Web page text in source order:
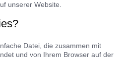
unserer Website.
Datei, die zusammen mit
und von Ihrem Browser auf der